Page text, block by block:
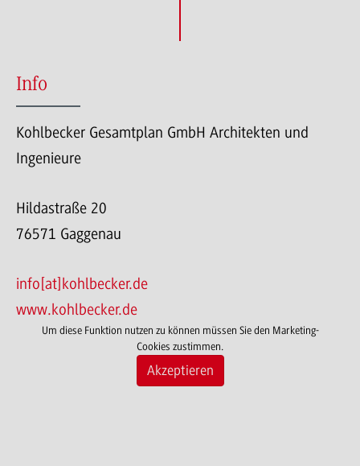
Info
Kohlbecker Gesamtplan GmbH Architekten und
Ingenieure
Hildastraße 20
76571 Gaggenau
info[at]kohlbecker.de
www.kohlbecker.de
Um diese Funktion nutzen zu können müssen Sie den Marketing-
Cookies zustimmen.
Akzeptieren